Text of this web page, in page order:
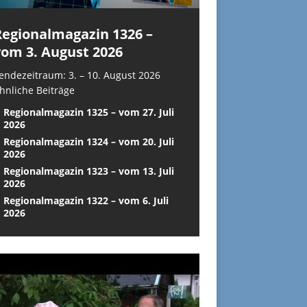
1326 –
3. August 2026
3. – 10. August 2026
Beiträge
Regionalmagazin 1325 – vom 27. Juli
2026
Regionalmagazin 1324 – vom 20. Juli
2026
Regionalmagazin 1323 – vom 13. Juli
2026
Regionalmagazin 1322 – vom 6. Juli
2026